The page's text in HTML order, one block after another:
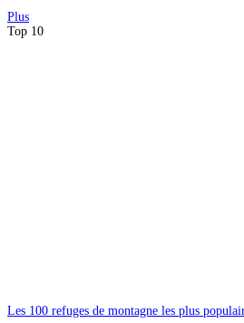
Plus
Top 10
Les 100 refuges de montagne les plus